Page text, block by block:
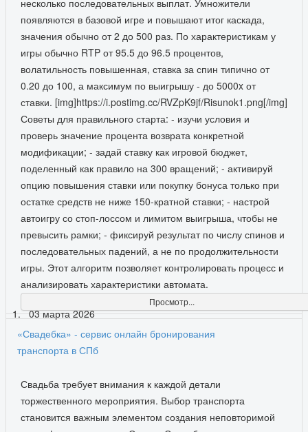
появляются в базовой игре и повышают итог каскада,
значения обычно от 2 до 500 раз. По характеристикам у
игры обычно RTP от 95.5 до 96.5 процентов,
волатильность повышенная, ставка за спин типично от
0.20 до 100, а максимум по выигрышу - до 5000x от
ставки. [img]https://i.postimg.cc/RVZpK9jf/Risunok1.png[/img]
Советы для правильного старта: - изучи условия и
проверь значение процента возврата конкретной
модификации; - задай ставку как игровой бюджет,
поделенный как правило на 300 вращений; - активируй
опцию повышения ставки или покупку бонуса только при
остатке средств не ниже 150-кратной ставки; - настрой
автоигру со стоп-лоссом и лимитом выигрыша, чтобы не
превысить рамки; - фиксируй результат по числу спинов и
последовательных падений, а не по продолжительности
игры. Этот алгоритм позволяет контролировать процесс и
анализировать характеристики автомата.
Просмотр...
03 марта 2026
«Свадебка» - сервис онлайн бронирования
транспорта в СПб
Свадьба требует внимания к каждой детали
торжественного мероприятия. Выбор транспорта
становится важным элементом создания неповторимой